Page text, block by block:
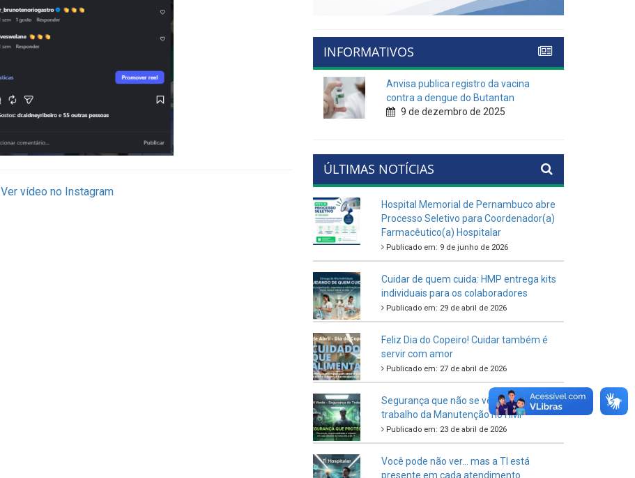
Ver vídeo no Instagram
INFORMATIVOS
Anvisa publica registro da vacina
contra a dengue do Butantan
9 de dezembro de 2025
ÚLTIMAS NOTÍCIAS
Hospital Memorial de Pernambuco abre
Processo Seletivo para Coordenador(a)
Farmacêutico(a) Hospitalar
Publicado em: 9 de junho de 2026
Cuidar de quem cuida: HMP entrega kits
individuais para os colaboradores
Publicado em: 29 de abril de 2026
Feliz Dia do Copeiro! Cuidar também é
servir com amor
Publicado em: 27 de abril de 2026
Segurança que não se vê: O importante
trabalho da Manutenção no HMP
Publicado em: 23 de abril de 2026
Você pode não ver… mas a TI está
presente em cada atendimento